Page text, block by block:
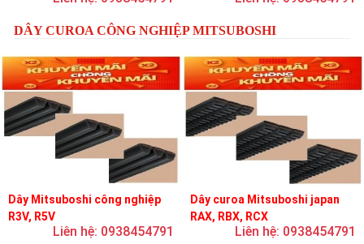
DÂY CUROA CÔNG NGHIỆP MITSUBOSHI
Dây Mitsuboshi công nghiệp
R3V, R5V
Liên hệ: 0938454791
Dây curoa Mitsuboshi japan
RAX, RBX, RCX
Liên hệ: 0938454791